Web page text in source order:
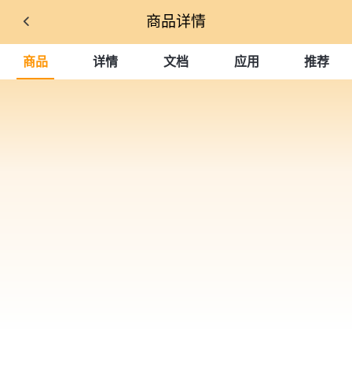
商品详情
商品 详情 文档 应用 推荐